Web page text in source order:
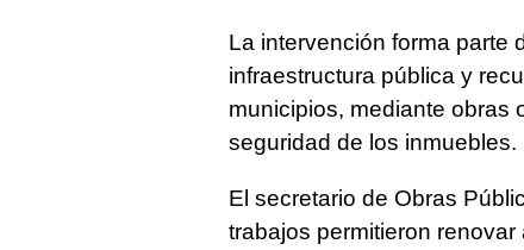
La intervención forma parte
infraestructura pública y
municipios, mediante obras
seguridad de los inmuebles.
El secretario de Obras
trabajos permitieron